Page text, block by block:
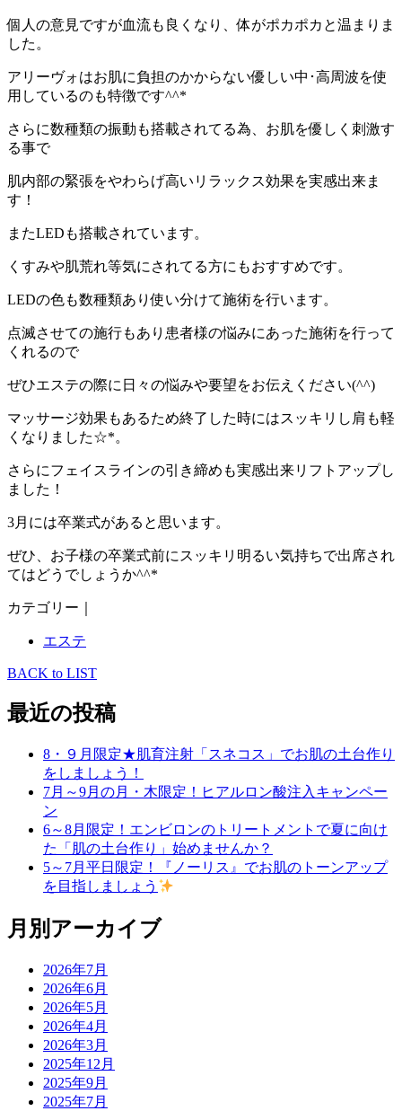
個人の意見ですが血流も良くなり、体がポカポカと温まりま
した。
アリーヴォはお肌に負担のかからない優しい中･高周波を使
用しているのも特徴です^^*
さらに数種類の振動も搭載されてる為、お肌を優しく刺激す
る事で
肌内部の緊張をやわらげ高いリラックス効果を実感出来ま
す！
またLED も搭載されています。
くすみや肌荒れ等気にされてる方にもおすすめです。
LEDの色も数種類あり使い分けて施術を行います。
点滅させての施行もあり患者様の悩みにあった施術を行って
くれるので
ぜひエステの際に日々の悩みや要望をお伝えください(^^)
マッサージ効果もあるため終了した時にはスッキリし肩も軽
くなりました☆*。
さらにフェイスラインの引き締めも実感出来リフトアップし
ました！
3月には卒業式があると思います。
ぜひ、お子様の卒業式前にスッキリ明るい気持ちで出席され
てはどうでしょうか^^*
カテゴリー｜
エステ
BACK to LIST
最近の投稿
8・９月限定★肌育注射「スネコス」でお肌の土台作り
をしましょう！
7月～9月の月・木限定！ヒアルロン酸注入キャンペー
ン
6～8月限定！エンビロンのトリートメントで夏に向け
た「肌の土台作り」始めませんか？
5～7月平日限定！『ノーリス』でお肌のトーンアップ
を目指しましょう
月別アーカイブ
2026年7月
2026年6月
2026年5月
2026年4月
2026年3月
2025年12月
2025年9月
2025年7月